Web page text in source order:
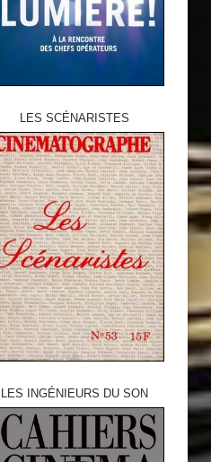
LES SCÉNARISTES
LES INGÉNIEURS DU SON